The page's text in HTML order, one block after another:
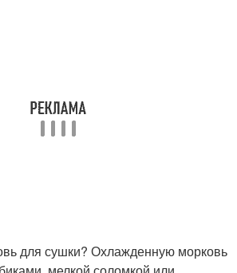
для сушки? Охлажденную морковь